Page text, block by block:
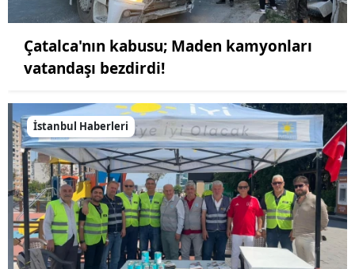
Çatalca'nın kabusu; Maden kamyonları
vatandaşı bezdirdi!
İstanbul Haberleri